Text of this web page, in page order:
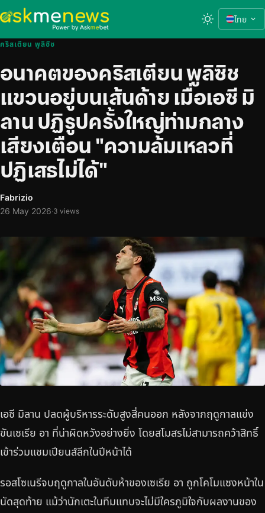
ไทย
คริสเตียน พูลิซิช
อนาคตของคริสเตียน พูลิซิช
แขวนอยู่บนเส้นด้าย เมื่อเอซี มิ
ลาน ปฏิรูปครั้งใหญ่ท่ามกลาง
เสียงเตือน "ความล้มเหลวที่
ปฏิเสธไม่ได้"
Fabrizio
26 May 2026·3 views
เอซี มิลาน ปลดผู้บริหารระดับสูงสี่คนออก หลังจากฤดูกาลแข่ง
ขันเซเรีย อา ที่น่าผิดหวังอย่างยิ่ง โดยสโมสรไม่สามารถคว้าสิทธิ์
เข้าร่วมแชมเปียนส์ลีกในปีหน้าได้
รอสโซเนรีจบฤดูกาลในอันดับห้าของเซเรีย อา ถูกโคโมแซงหน้าใน
นัดสุดท้าย แม้ว่านักเตะในทีมแทบจะไม่มีใครภูมิใจกับผลงานของ